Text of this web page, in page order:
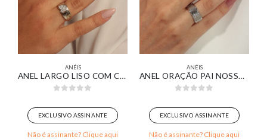
ANÉIS
ANEL LARGO LISO COM CORAÇÃO CRAVEJADO BANHADO EM OURO BRANCO
EXCLUSIVO ASSINANTE
Não é assinante? Clique aqui
ANÉIS
ANEL ORAÇÃO PAI NOSSO DETALHE DE CRUZ CRAVEJADA BANHADO EM OURO BRANCO
EXCLUSIVO ASSINANTE
Não é assinante? Clique aqui